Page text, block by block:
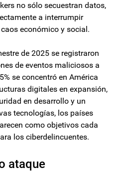
no sólo secuestran datos,
a interrumpir
económico y social.
de 2025 se registraron
de eventos maliciosos a
se concentró en América
digitales en expansión,
en desarrollo y un
tecnologías, los países
como objetivos cada
los ciberdelincuentes.
ataque